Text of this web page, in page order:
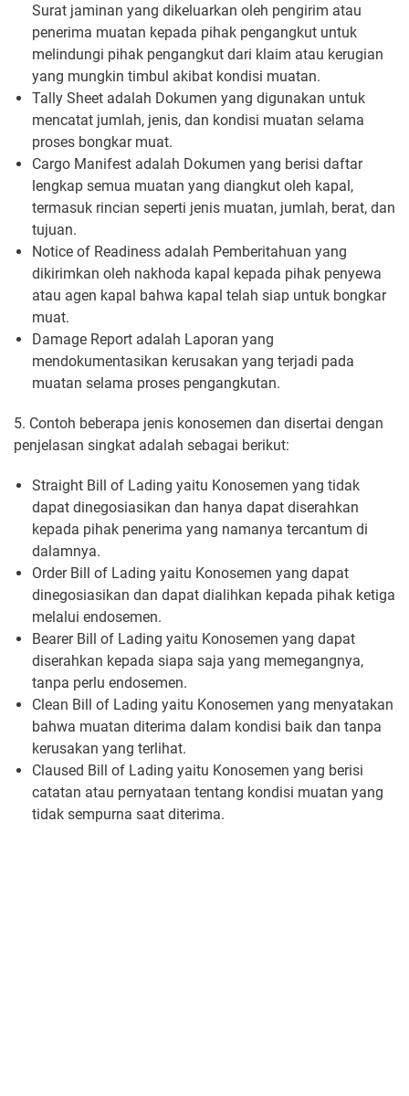
Surat jaminan yang dikeluarkan oleh pengirim atau
penerima muatan kepada pihak pengangkut untuk
melindungi pihak pengangkut dari klaim atau kerugian
yang mungkin timbul akibat kondisi muatan.
Tally Sheet adalah Dokumen yang digunakan untuk
mencatat jumlah, jenis, dan kondisi muatan selama
proses bongkar muat.
Cargo Manifest adalah Dokumen yang berisi daftar
lengkap semua muatan yang diangkut oleh kapal,
termasuk rincian seperti jenis muatan, jumlah, berat, dan
tujuan.
Notice of Readiness adalah Pemberitahuan yang
dikirimkan oleh nakhoda kapal kepada pihak penyewa
atau agen kapal bahwa kapal telah siap untuk bongkar
muat.
Damage Report adalah Laporan yang
mendokumentasikan kerusakan yang terjadi pada
muatan selama proses pengangkutan.
5. Contoh beberapa jenis konosemen dan disertai dengan
penjelasan singkat adalah sebagai berikut:
Straight Bill of Lading yaitu Konosemen yang tidak
dapat dinegosiasikan dan hanya dapat diserahkan
kepada pihak penerima yang namanya tercantum di
dalamnya.
Order Bill of Lading yaitu Konosemen yang dapat
dinegosiasikan dan dapat dialihkan kepada pihak ketiga
melalui endosemen.
Bearer Bill of Lading yaitu Konosemen yang dapat
diserahkan kepada siapa saja yang memegangnya,
tanpa perlu endosemen.
Clean Bill of Lading yaitu Konosemen yang menyatakan
bahwa muatan diterima dalam kondisi baik dan tanpa
kerusakan yang terlihat.
Claused Bill of Lading yaitu Konosemen yang berisi
catatan atau pernyataan tentang kondisi muatan yang
tidak sempurna saat diterima.